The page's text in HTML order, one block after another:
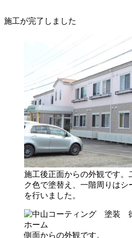
施工が完了しました
施工後正面からの外観です。
ク色で塗替え、一階周りはシ
を行いました。
側面からの外観です。